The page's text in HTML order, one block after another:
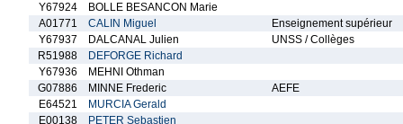
Y67924
BOLLE BESANCON Marie
A01771
CALIN Miguel
Enseignement supérieur
Y67937
DALCANAL Julien
UNSS / Collèges
R51988
DEFORGE Richard
Y67936
MEHNI Othman
G07886
MINNE Frederic
AEFE
E64521
MURCIA Gerald
E00138
PETER Sebastien